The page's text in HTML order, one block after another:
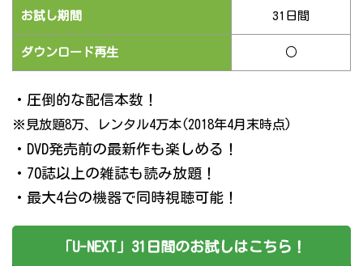
お試し期間 31日間
ダウンロード再生 ○
・圧倒的な配信本数！
※見放題8万、レンタル4万本(2018年4月末時点)
・DVD発売前の最新作も楽しめる！
・70誌以上の雑誌も読み放題！
・最大4台の機器で同時視聴可能！
「U-NEXT」31日間のお試しはこちら！